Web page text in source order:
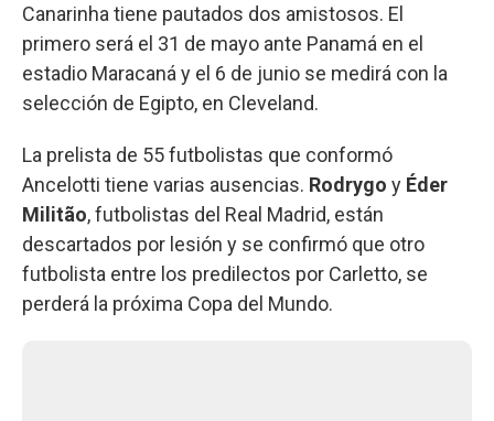
Canarinha tiene pautados dos amistosos. El
primero será el 31 de mayo ante Panamá en el
estadio Maracaná y el 6 de junio se medirá con la
selección de Egipto, en Cleveland.
La prelista de 55 futbolistas que conformó
Ancelotti tiene varias ausencias. Rodrygo y Éder
Militão, futbolistas del Real Madrid, están
descartados por lesión y se confirmó que otro
futbolista entre los predilectos por Carletto, se
perderá la próxima Copa del Mundo.